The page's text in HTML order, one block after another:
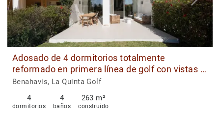
Adosado de 4 dormitorios totalmente
reformado en primera línea de golf con vistas al
mar en venta en La Quinta Golf
Benahavis, La Quinta Golf
4
dormitorios
4
baños
263 m²
construido